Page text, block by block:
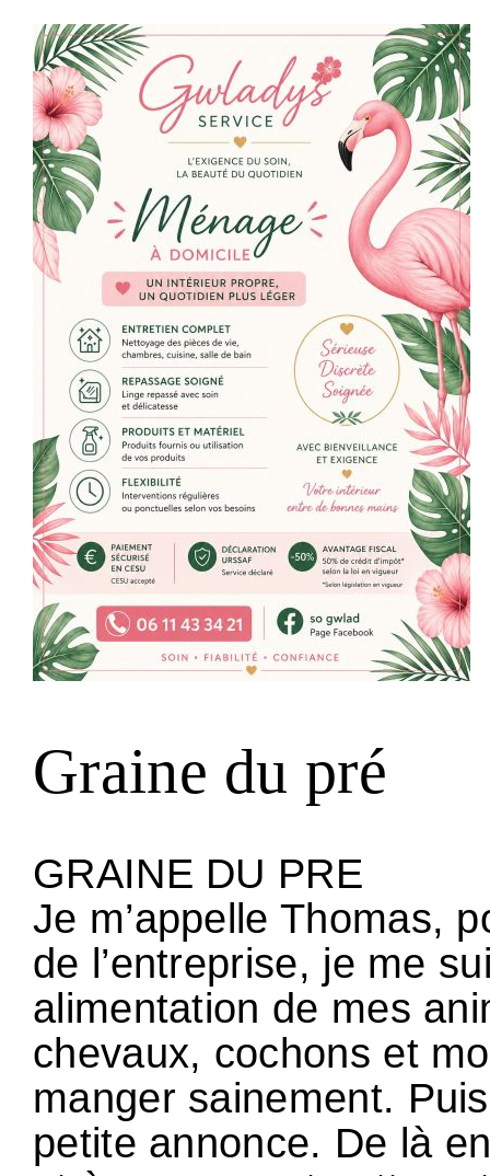
Graine du pré
GRAINE DU PRE
Je m’appelle Thomas,
de l’entreprise, je me
alimentation de mes
chevaux, cochons et
manger sainement.
petite annonce. De là